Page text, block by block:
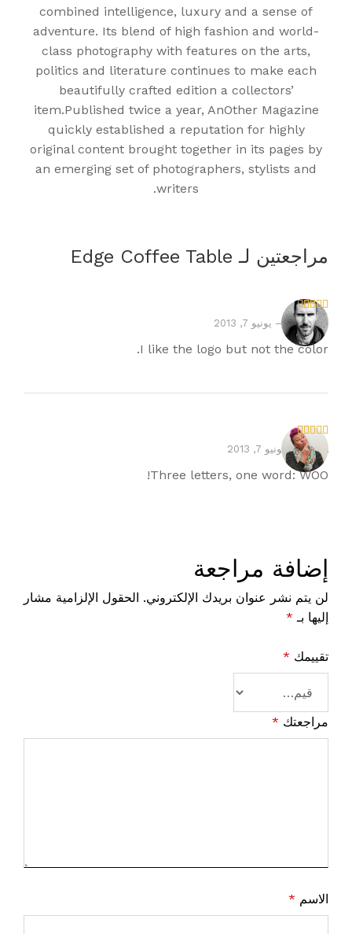
combined intelligence, luxury and a sense of
adventure. Its blend of high fashion and world-
class photography with features on the arts,
politics and literature continues to make each
beautifully crafted edition a collectors’
item.Published twice a year, AnOther Magazine
quickly established a reputation for highly
original content brought together in its pages by
an emerging set of photographers, stylists and
writers.
مراجعتين لـ Edge Coffee Table
تم
التقيي
م3
من 5
Magnus
– يونيو 7, 2013
I like the logo but not the color.
تم التقييم
5من 5
Maria
– يونيو 7, 2013
Three letters, one word: WOO!
إضافة مراجعة
لن يتم نشر عنوان بريدك الإلكتروني. الحقول الإلزامية مشار
إليها بـ *
تقييمك *
مراجعتك *
الاسم *